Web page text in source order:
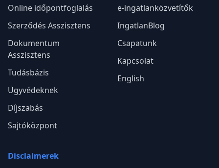
Online időpontfoglalás
Szerződés Asszisztens
Dokumentum
Asszisztens
Tudásbázis
Ügyvédeknek
Díjszabás
Sajtóközpont
e-ingatlanközvetítők
IngatlanBlog
Csapatunk
Kapcsolat
English
Disclaimerek